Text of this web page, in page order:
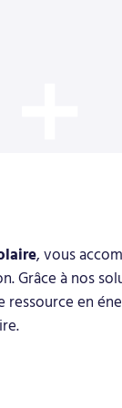
, vous
Grâce à nos
en